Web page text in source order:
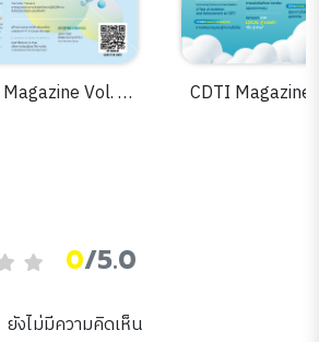
5
CDTI Magazine Vol. 3
0/5.0
ยังไม่มีความคิดเห็น